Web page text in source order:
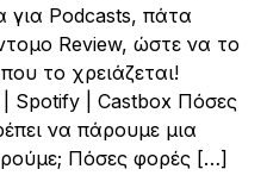
Podcasts, πάτα
Review, ώστε να το
το χρειάζεται!
Spotify | Castbox Πόσες
να πάρουμε μια
Πόσες φορές […]